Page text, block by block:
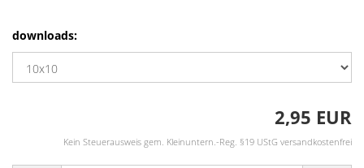
downloads:
2,95 EUR
Kein Steuerausweis gem. Kleinuntern.-Reg. §19 UStG versandkostenfrei